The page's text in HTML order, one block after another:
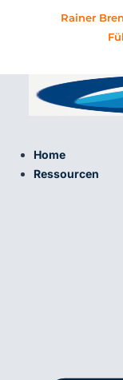
Rainer
Home
Ressourcen